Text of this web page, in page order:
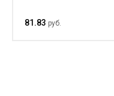
81.83 руб.